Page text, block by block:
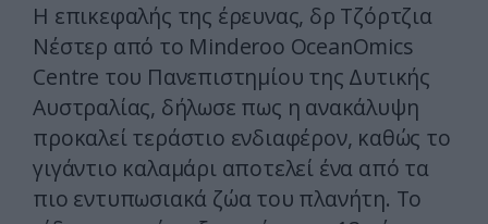
Η επικεφαλής της έρευνας, δρ Τζόρτζια
Νέστερ από το Minderoo OceanOmics
Centre του Πανεπιστημίου της Δυτικής
Αυστραλίας, δήλωσε πως η ανακάλυψη
προκαλεί τεράστιο ενδιαφέρον, καθώς το
γιγάντιο καλαμάρι αποτελεί ένα από τα
πιο εντυπωσιακά ζώα του πλανήτη. Το